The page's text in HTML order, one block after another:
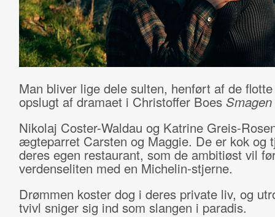
Man bliver lige dele sulten, henført af de
opslugt af dramaet i Christoffer Boes
Nikolaj Coster-Waldau og Katrine Greis-
ægteparret Carsten og Maggie. De er kok og
deres egen restaurant, som de ambitiøst vil
verdenseliten med en Michelin-stjerne.
Drømmen koster dog i deres private liv, og
tvivl sniger sig ind som slangen i paradis.